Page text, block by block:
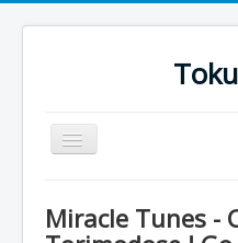
Basculer
la
Toku-Actrices
Miracle Tunes -